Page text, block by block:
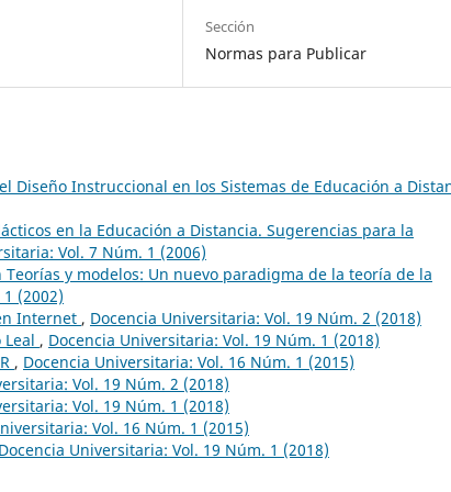
Sección
Normas para Publicar
Diseño Instruccional en los Sistemas de Educación a
en la Educación a Distancia. Sugerencias para la
Vol. 7 Núm. 1 (2006)
y modelos: Un nuevo paradigma de la teoría de la
(2002)
Internet , Docencia Universitaria: Vol. 19 Núm. 2 (2018)
, Docencia Universitaria: Vol. 19 Núm. 1 (2018)
, Docencia Universitaria: Vol. 16 Núm. 1 (2015)
Vol. 19 Núm. 2 (2018)
Vol. 19 Núm. 1 (2018)
Vol. 16 Núm. 1 (2015)
Docencia Universitaria: Vol. 19 Núm. 1 (2018)